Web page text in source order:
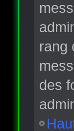
rang
des